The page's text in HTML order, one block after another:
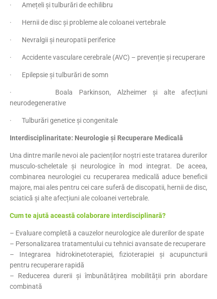
· Amețeli și tulburări de echilibru
· Hernii de disc și probleme ale coloanei vertebrale
· Nevralgii și neuropatii periferice
· Accidente vasculare cerebrale (AVC) – prevenție și recuperare
· Epilepsie și tulburări de somn
· Boala Parkinson, Alzheimer și alte afecțiuni
neurodegenerative
· Tulburări genetice și congenitale
Interdisciplinaritate: Neurologie și Recuperare Medicală
Una dintre marile nevoi ale pacienților noștri este tratarea durerilor
musculo-scheletale și neurologice în mod integrat. De aceea,
combinarea neurologiei cu recuperarea medicală aduce beneficii
majore, mai ales pentru cei care suferă de discopatii, hernii de disc,
sciatică și alte afecțiuni ale coloanei vertebrale.
Cum te ajută această colaborare interdisciplinară?
– Evaluare completă a cauzelor neurologice ale durerilor de spate
– Personalizarea tratamentului cu tehnici avansate de recuperare
– Integrarea hidrokinetoterapiei, fizioterapiei și acupuncturii
pentru recuperare rapidă
– Reducerea durerii și îmbunătățirea mobilității prin abordare
combinată